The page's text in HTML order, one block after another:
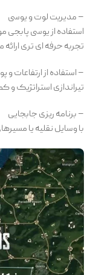
– مدیریت لوت و یوسی
استفاده از یوسی پابجی
تجربه حرفه ای تری
– استفاده از ارتفاعات
تیراندازی استراتژیک
– برنامه ریزی جابجایی
با وسایل نقلیه یا